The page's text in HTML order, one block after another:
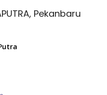
Pekanbaru